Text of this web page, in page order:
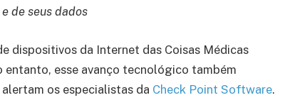
de seus dados
dispositivos da Internet das Coisas Médicas
esse avanço tecnológico também
os especialistas da Check Point Software.